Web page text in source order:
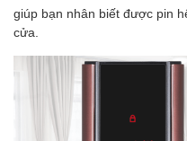
giúp bạn nhân biết được pin
cửa.